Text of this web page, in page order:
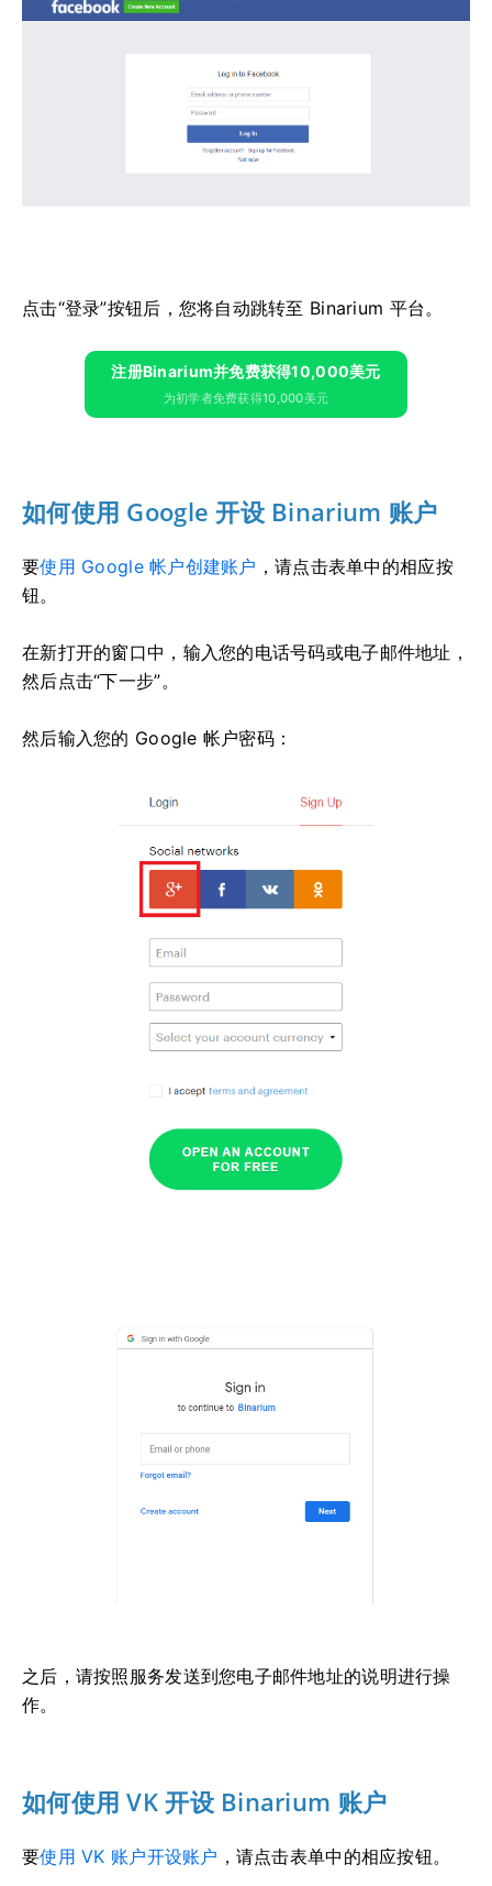
点击“登录”按钮后，您将自动跳转至 Binarium 平台。
注册Binarium并免费获得10,000美元
为初学者免费获得10,000美元
如何使用 Google 开设 Binarium 账户
要使用 Google 帐户创建账户 ，请点击表单中的相应按
钮。
在新打开的窗口中，输入您的电话号码或电子邮件地址，
然后点击“下一步”。
然后输入您的 Google 帐户密码：
之后，请按照服务发送到您电子邮件地址的说明进行操
作。
如何使用 VK 开设 Binarium 账户
要使用 VK 账户开设账户 ，请点击表单中的相应按钮。